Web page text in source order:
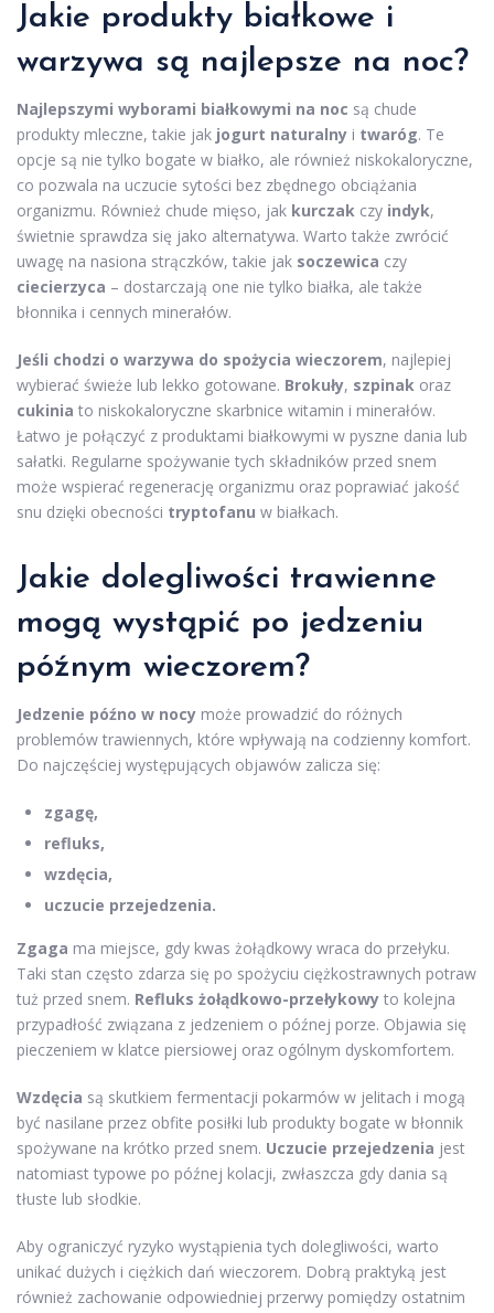
Jakie produkty białkowe i
warzywa są najlepsze na noc?
Najlepszymi wyborami białkowymi na noc są chude
produkty mleczne, takie jak jogurt naturalny i twaróg. Te
opcje są nie tylko bogate w białko, ale również niskokaloryczne,
co pozwala na uczucie sytości bez zbędnego obciążania
organizmu. Również chude mięso, jak kurczak czy indyk,
świetnie sprawdza się jako alternatywa. Warto także zwrócić
uwagę na nasiona strączków, takie jak soczewica czy
ciecierzyca – dostarczają one nie tylko białka, ale także
błonnika i cennych minerałów.
Jeśli chodzi o warzywa do spożycia wieczorem, najlepiej
wybierać świeże lub lekko gotowane. Brokuły, szpinak oraz
cukinia to niskokaloryczne skarbnice witamin i minerałów.
Łatwo je połączyć z produktami białkowymi w pyszne dania lub
sałatki. Regularne spożywanie tych składników przed snem
może wspierać regenerację organizmu oraz poprawiać jakość
snu dzięki obecności tryptofanu w białkach.
Jakie dolegliwości trawienne
mogą wystąpić po jedzeniu
późnym wieczorem?
Jedzenie późno w nocy może prowadzić do różnych
problemów trawiennych, które wpływają na codzienny komfort.
Do najczęściej występujących objawów zalicza się:
zgagę,
refluks,
wzdęcia,
uczucie przejedzenia.
Zgaga ma miejsce, gdy kwas żołądkowy wraca do przełyku.
Taki stan często zdarza się po spożyciu ciężkostrawnych potraw
tuż przed snem. Refluks żołądkowo-przełykowy to kolejna
przypadłość związana z jedzeniem o późnej porze. Objawia się
pieczeniem w klatce piersiowej oraz ogólnym dyskomfortem.
Wzdęcia są skutkiem fermentacji pokarmów w jelitach i mogą
być nasilane przez obfite posiłki lub produkty bogate w błonnik
spożywane na krótko przed snem. Uczucie przejedzenia jest
natomiast typowe po późnej kolacji, zwłaszcza gdy dania są
tłuste lub słodkie.
Aby ograniczyć ryzyko wystąpienia tych dolegliwości, warto
unikać dużych i ciężkich dań wieczorem. Dobrą praktyką jest
również zachowanie odpowiedniej przerwy pomiędzy ostatnim